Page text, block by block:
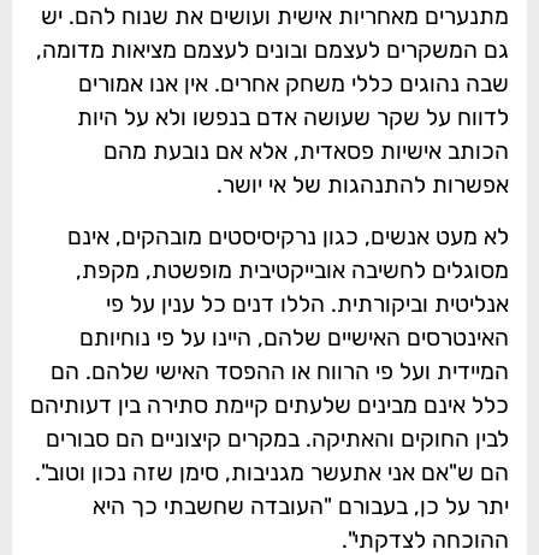
מתנערים מאחריות אישית ועושים את שנוח להם. יש
גם המשקרים לעצמם ובונים לעצמם מציאות מדומה,
שבה נהוגים כללי משחק אחרים. אין אנו אמורים
לדווח על שקר שעושה אדם בנפשו ולא על היות
הכותב אישיות פסאדית, אלא אם נובעת מהם
אפשרות להתנהגות של אי יושר.
לא מעט אנשים, כגון נרקיסיסטים מובהקים, אינם
מסוגלים לחשיבה אובייקטיבית מופשטת, מקפת,
אנליטית וביקורתית. הללו דנים כל ענין על פי
האינטרסים האישיים שלהם, היינו על פי נוחיותם
המיידית ועל פי הרווח או ההפסד האישי שלהם. הם
כלל אינם מבינים שלעתים קיימת סתירה בין דעותיהם
לבין החוקים והאתיקה. במקרים קיצוניים הם סבורים
הם ש"אם אני אתעשר מגניבות, סימן שזה נכון וטוב".
יתר על כן, בעבורם "העובדה שחשבתי כך היא
ההוכחה לצדקתי".